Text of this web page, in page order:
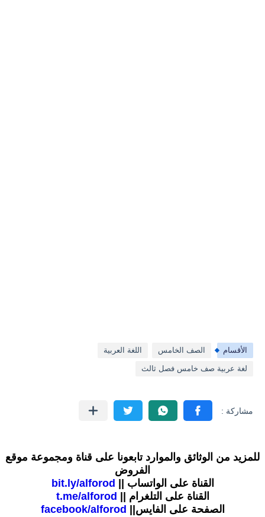
الأقسام الصف الخامس اللغة العربية
لغة عربية صف خامس فصل ثالث
للمزيد من الوثائق والموارد تابعونا على قناة ومجموعة موقع
الفروض
القناة على الواتساب ||
bit.ly/alforod
القناة على التلغرام ||
t.me/alforod
الصفحة على الفايس||
facebook/alforod